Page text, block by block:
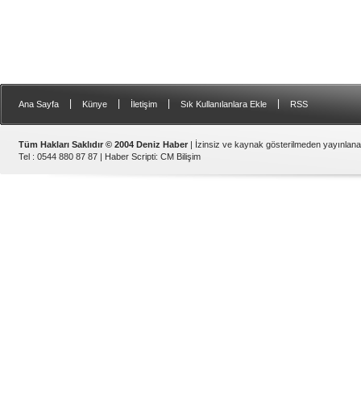
Ana Sayfa Künye İletişim Sık Kullanılanlara Ekle RSS
Tüm Hakları Saklıdır © 2004 Deniz Haber | İzinsiz ve kaynak gösterilmeden
Tel : 0544 880 87 87 | Haber Scripti: CM Bilişim